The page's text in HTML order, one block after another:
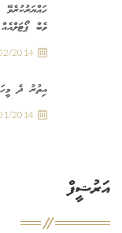
ވެބް
2014
އިތުރު ދެ
2014
އަރުޝީފް